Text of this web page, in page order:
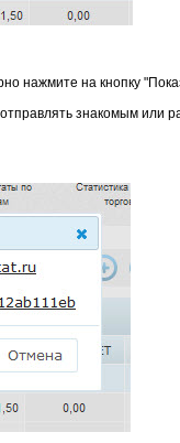
нажмите на кнопку
знакомым или